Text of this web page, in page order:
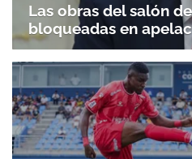
Las obras del salón
bloqueadas en